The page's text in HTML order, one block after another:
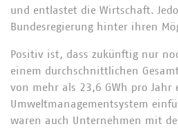
und entlastet die Wirtschaft.
Bundesregierung hinter ihren
Positiv ist, dass zukünftig nur
einem durchschnittlichen
von mehr als 23,6 GWh pro Jahr
Umweltmanagementsystem
waren auch Unternehmen mit